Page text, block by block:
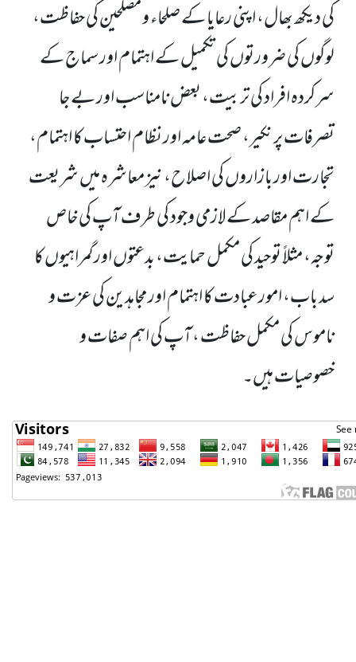
کی دیکھ بھال، اپنی رعایا کے صلحاء و مصلحین کی حفاظت،
لوگوں کی ضرورتوں کی تکمیل کے اہتمام اور سماج کے
سرکردہ افراد کی تربیت، بعض نامناسب اور بے جا
تصرفات پر نکیر، صحت عامہ اور نظام احتساب کا اہتمام،
تجارت اور بازاروں کی اصلاح، نیز معاشرہ میں شریعت
کے اہم مقاصد کے لازمی وجود کی طرف آپ کی خاص
توجہ، مثلاً توحید کی مکمل حمایت، بدعتوں اور گمراہیوں کا
سد باب، امور عبادت کا اہتمام اور مجاہدین کی عزت و
ناموس کی مکمل حفاظت ، آپ کی اہم صفات و
خصوصیات ہیں۔